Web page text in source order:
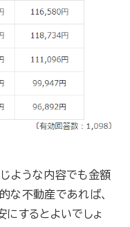
ような内容でも金額
な不動産であれば、
するとよいでしょ